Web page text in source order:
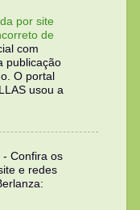
por site
de
com
publicação
O portal
usou a
- Confira os
e redes